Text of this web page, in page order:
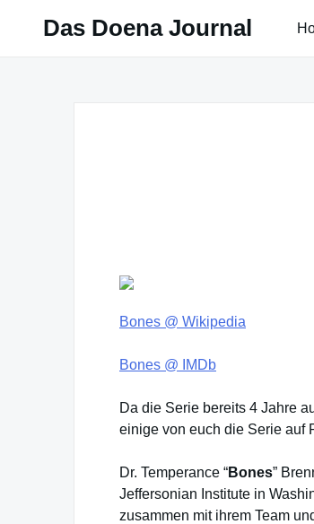
Das Doena Journal
Bones @ Wikipedia
Bones @ IMDb
Da die Serie bereits 4 Jahre
einige von euch die Serie auf
Dr. Temperance “Bones”
Jeffersonian Institute in
zusammen mit ihrem Team